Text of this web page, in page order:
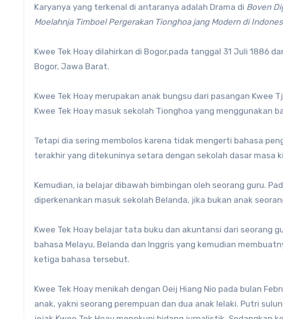
Karyanya yang terkenal di antaranya adalah Drama di Boven
Moelahnja Timboel Pergerakan Tionghoa jang Modern di
Kwee Tek Hoay dilahirkan di Bogor,pada tanggal 31 Juli 1886
Bogor, Jawa Barat.
Kwee Tek Hoay merupakan anak bungsu dari pasangan Kwee
Kwee Tek Hoay masuk sekolah Tionghoa yang menggunakan
Tetapi dia sering membolos karena tidak mengerti bahasa
terakhir yang ditekuninya setara dengan sekolah dasar masa
Kemudian, ia belajar dibawah bimbingan oleh seorang guru.
diperkenankan masuk sekolah Belanda, jika bukan anak
Kwee Tek Hoay belajar tata buku dan akuntansi dari seorang
bahasa Melayu, Belanda dan Inggris yang kemudian
ketiga bahasa tersebut.
Kwee Tek Hoay menikah dengan Oeij Hiang Nio pada bulan
anak, yakni seorang perempuan dan dua anak lelaki. Putri